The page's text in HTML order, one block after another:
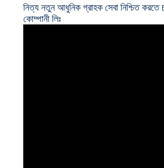
নিত্য নতুন আধুনিক গ্রাহক সেবা নিশ্চিত করতে
কোম্পানী লিঃ